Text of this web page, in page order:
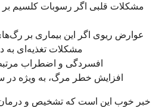
مشکلات قلبی اگر رسوبات کلسیم بر
عوارض ریوی اگر این بیماری بر رگ‌های
مشکلات تغذیه‌ای به
افسردگی و اضطراب
افزایش خطر مرگ، به ویژه
خبر خوب این است که تشخیص و درمان